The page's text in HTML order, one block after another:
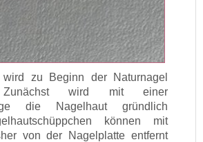
zu Beginn der Naturnagel
Zunächst wird mit einer
die Nagelhaut gründlich
können mit
von der Nagelplatte entfernt